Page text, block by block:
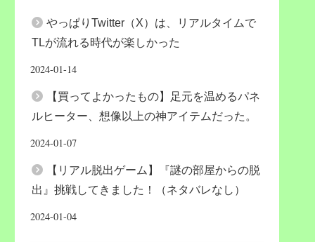
やっぱりTwitter（X）は、リアルタイムで
TLが流れる時代が楽しかった
2024-01-14
【買ってよかったもの】足元を温めるパネ
ルヒーター、想像以上の神アイテムだった。
2024-01-07
【リアル脱出ゲーム】『謎の部屋からの脱
出』挑戦してきました！（ネタバレなし）
2024-01-04